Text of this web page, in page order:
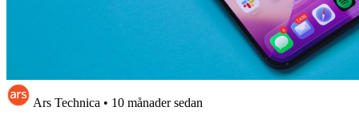
Ars Technica • 10 månader sedan